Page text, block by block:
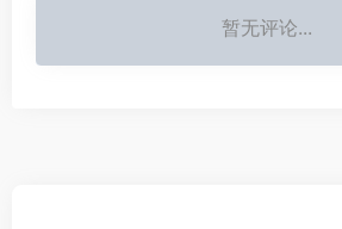
暂无评论...